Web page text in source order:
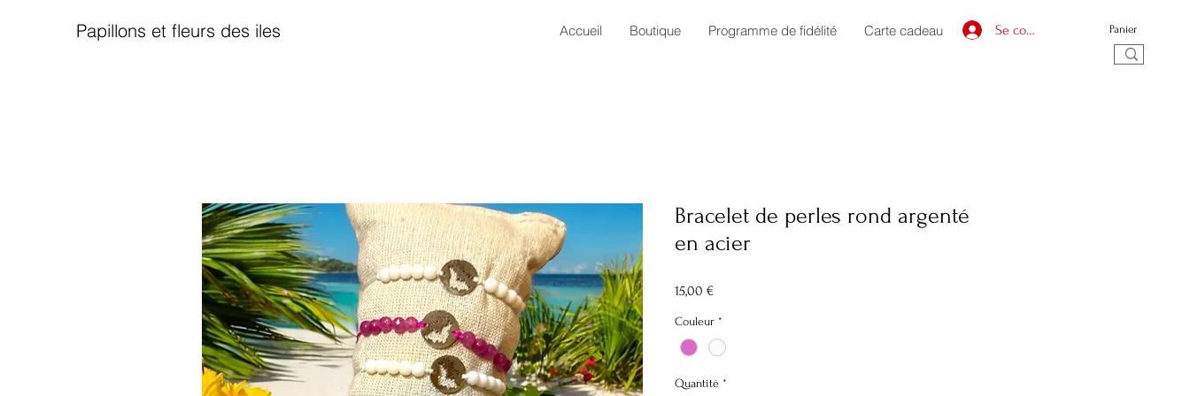
Papillons et fleurs des iles Accueil Boutique Programme de fidélité Carte cadeau Se connecter Panier
Bracelet de perles rond argenté
en acier
15,00 €
Couleur *
Quantité *